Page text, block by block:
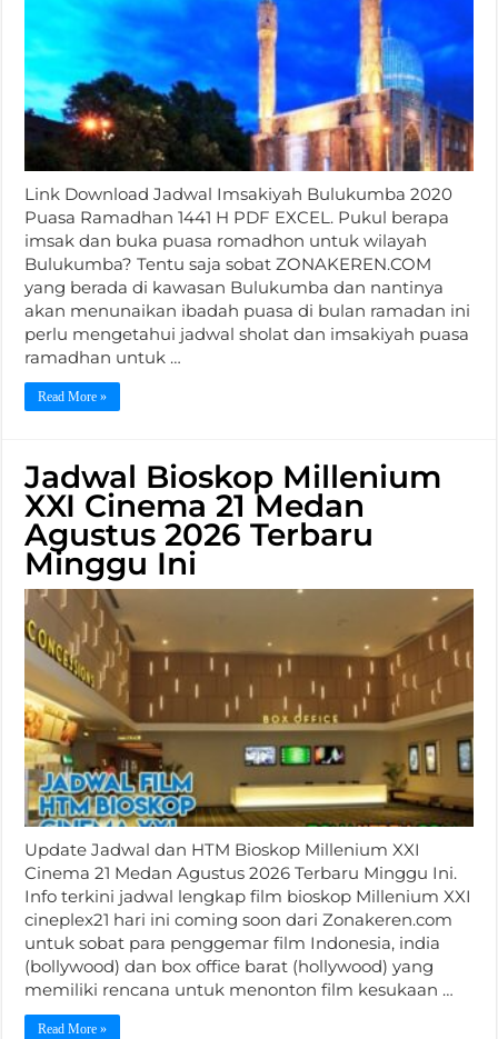
Link Download Jadwal Imsakiyah Bulukumba 2020
Puasa Ramadhan 1441 H PDF EXCEL. Pukul berapa
imsak dan buka puasa romadhon untuk wilayah
Bulukumba? Tentu saja sobat ZONAKEREN.COM
yang berada di kawasan Bulukumba dan nantinya
akan menunaikan ibadah puasa di bulan ramadan ini
perlu mengetahui jadwal sholat dan imsakiyah puasa
ramadhan untuk …
Read More »
Jadwal Bioskop Millenium
XXI Cinema 21 Medan
Agustus 2026 Terbaru
Minggu Ini
Update Jadwal dan HTM Bioskop Millenium XXI
Cinema 21 Medan Agustus 2026 Terbaru Minggu Ini.
Info terkini jadwal lengkap film bioskop Millenium XXI
cineplex21 hari ini coming soon dari Zonakeren.com
untuk sobat para penggemar film Indonesia, india
(bollywood) dan box office barat (hollywood) yang
memiliki rencana untuk menonton film kesukaan …
Read More »